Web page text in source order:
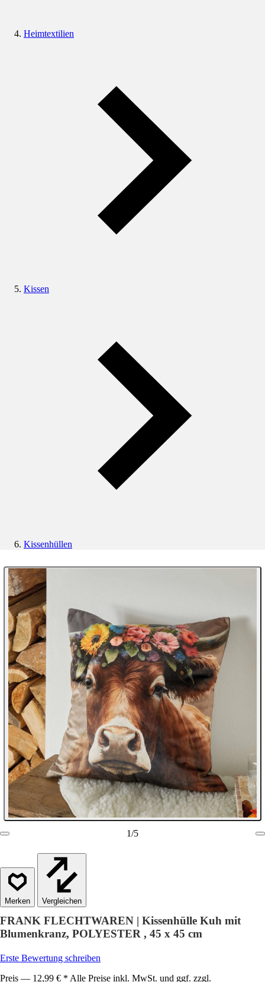
Heimtextilien
Kissen
Kissenhüllen
1/5
Vergleichen
FRANK FLECHTWAREN | Kissenhülle Kuh mit
Blumenkranz, POLYESTER , 45 x 45 cm
Erste Bewertung schreiben
Preis — 12,99 € * Alle Preise inkl. MwSt. und ggf. zzgl.